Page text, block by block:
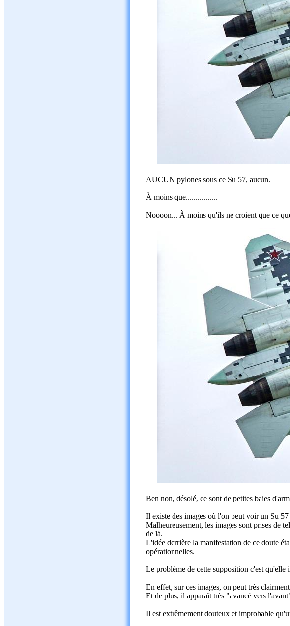
AUCUN pylones sous ce Su 57, aucun.
À moins que................
Noooon... À moins qu'ils ne croient que ce
Ben non, désolé, ce sont de petites baies
Il existe des images où l'on peut voir un Su
Malheureusement, les images sont prises de
de là.
L'idée derrière la manifestation de ce doute
opérationnelles.
Le problème de cette supposition c'est
En effet, sur ces images, on peut très
Et de plus, il apparaît très "avancé vers
Il est extrêmement douteux et improbable